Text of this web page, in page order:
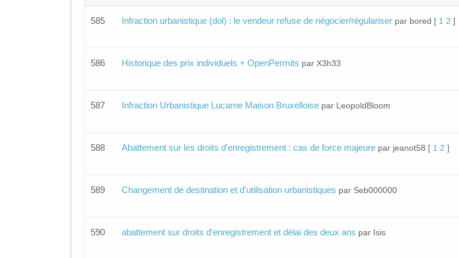
585 Infraction urbanistique (dol) : le vendeur refuse de négocier/régulariser par bored [ 1 2 ]
586 Historique des prix individuels + OpenPermits par X3h33
587 Infraction Urbanistique Lucarne Maison Bruxelloise par LeopoldBloom
588 Abattement sur les droits d'enregistrement : cas de force majeure par jeanot58 [ 1 2 ]
589 Changement de destination et d'utilisation urbanistiques par Seb000000
590 abattement sur droits d'enregistrement et délai des deux ans par Isis